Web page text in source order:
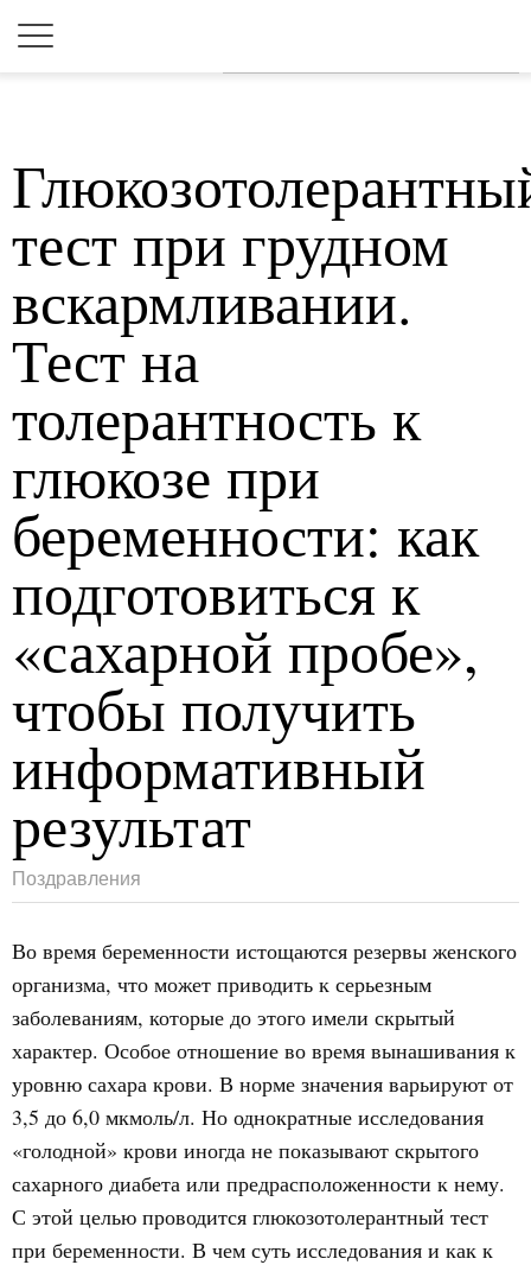
тест при грудном
вскармливании.
Тест на
толерантность к
глюкозе при
беременности: как
подготовиться к
«сахарной пробе»,
чтобы получить
информативный
результат
Поздравления
Во время беременности истощаются резервы женского
организма, что может приводить к серьезным
заболеваниям, которые до этого имели скрытый
характер. Особое отношение во время вынашивания к
уровню сахара крови. В норме значения варьируют от
3,5 до 6,0 мкмоль/л. Но однократные исследования
«голодной» крови иногда не показывают скрытого
сахарного диабета или предрасположенности к нему.
С этой целью проводится глюкозотолерантный тест
при беременности. В чем суть исследования и как к